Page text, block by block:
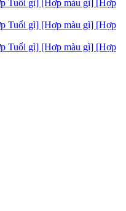
Tuổi gì] [Hợp màu gì] [Hợp
Tuổi gì] [Hợp màu gì] [Hợp
Tuổi gì] [Hợp màu gì] [Hợp